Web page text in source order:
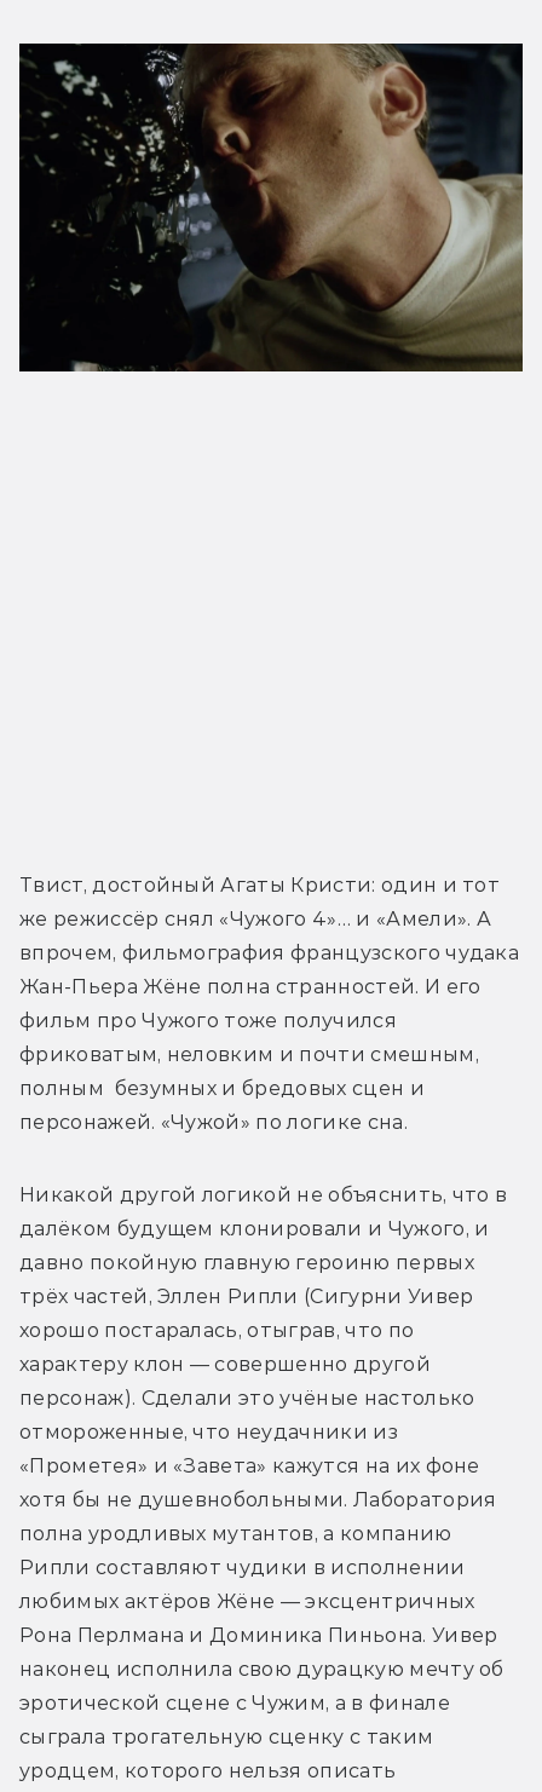
Твист, достойный Агаты Кристи: один и тот
же режиссёр снял «Чужого 4»… и «Амели». А
впрочем, фильмография французского чудака
Жан-Пьера Жёне полна странностей. И его
фильм про Чужого тоже получился
фриковатым, неловким и почти смешным,
полным  безумных и бредовых сцен и
персонажей. «Чужой» по логике сна.
Никакой другой логикой не объяснить, что в
далёком будущем клонировали и Чужого, и
давно покойную главную героиню первых
трёх частей, Эллен Рипли (Сигурни Уивер
хорошо постаралась, отыграв, что по
характеру клон — совершенно другой
персонаж). Сделали это учёные настолько
отмороженные, что неудачники из
«Прометея» и «Завета» кажутся на их фоне
хотя бы не душевнобольными. Лаборатория
полна уродливых мутантов, а компанию
Рипли составляют чудики в исполнении
любимых актёров Жёне — эксцентричных
Рона Перлмана и Доминика Пиньона. Уивер
наконец исполнила свою дурацкую мечту об
эротической сцене с Чужим, а в финале
сыграла трогательную сценку с таким
уродцем, которого нельзя описать